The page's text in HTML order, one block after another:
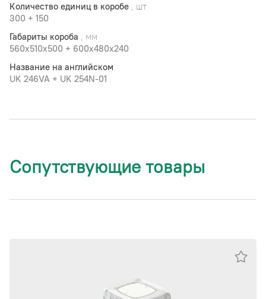
Количество единиц в коробе , шт
300 + 150
Габариты короба , мм
560x510х500 + 600x480x240
Название на английском
UK 246VA + UK 254N-01
Сопутствующие товары